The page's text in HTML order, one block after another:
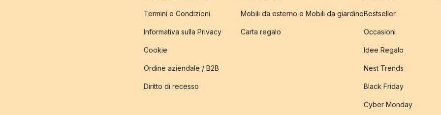
Termini e Condizioni
Informativa sulla Privacy
Cookie
Ordine aziendale / B2B
Diritto di recesso
Mobili da esterno e Mobili da giardino
Carta regalo
Bestseller
Occasioni
Idee Regalo
Nest Trends
Black Friday
Cyber Monday